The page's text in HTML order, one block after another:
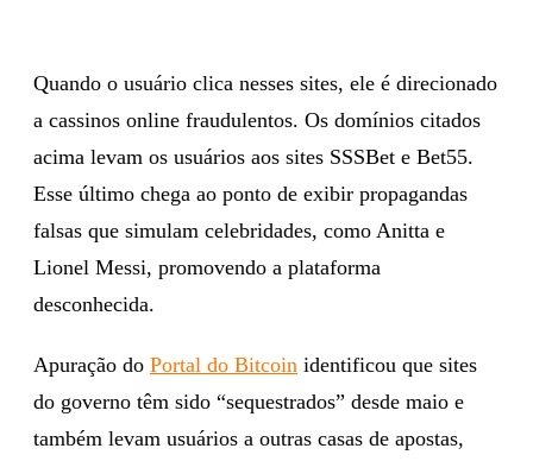
Quando o usuário clica nesses sites, ele é direcionado
a cassinos online fraudulentos. Os domínios citados
acima levam os usuários aos sites SSSBet e Bet55.
Esse último chega ao ponto de exibir propagandas
falsas que simulam celebridades, como Anitta e
Lionel Messi, promovendo a plataforma
desconhecida.
Apuração do Portal do Bitcoin identificou que sites
do governo têm sido “sequestrados” desde maio e
também levam usuários a outras casas de apostas,